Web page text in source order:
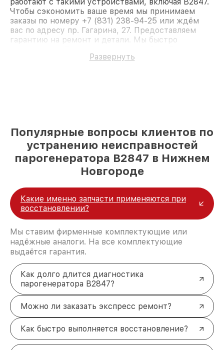
Чтобы сэкономить ваше время мы принимаем
заказы по номеру +7 (831) 238-94-25 или ждём
вас по адресу пр. Гагарина, 27. Предоставляем
гарантию на ремонт и детали. Мы быстро
Развернуть
Популярные вопросы клиентов по
устранению неисправностей
парогенератора B2847 в Нижнем
Новгороде
Какие именно запчасти применяются при
восстановлении?
Мы ставим фирменные комплектующие или
надёжные аналоги. На все комплектующие
выдаётся гарантия.
Как долго длится диагностика
парогенератора B2847?
Можно ли заказать экспресс ремонт?
Как быстро выполняется восстановление?